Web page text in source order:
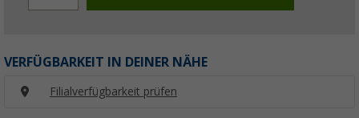
VERFÜGBARKEIT IN DEINER NÄHE
Filialverfügbarkeit prüfen